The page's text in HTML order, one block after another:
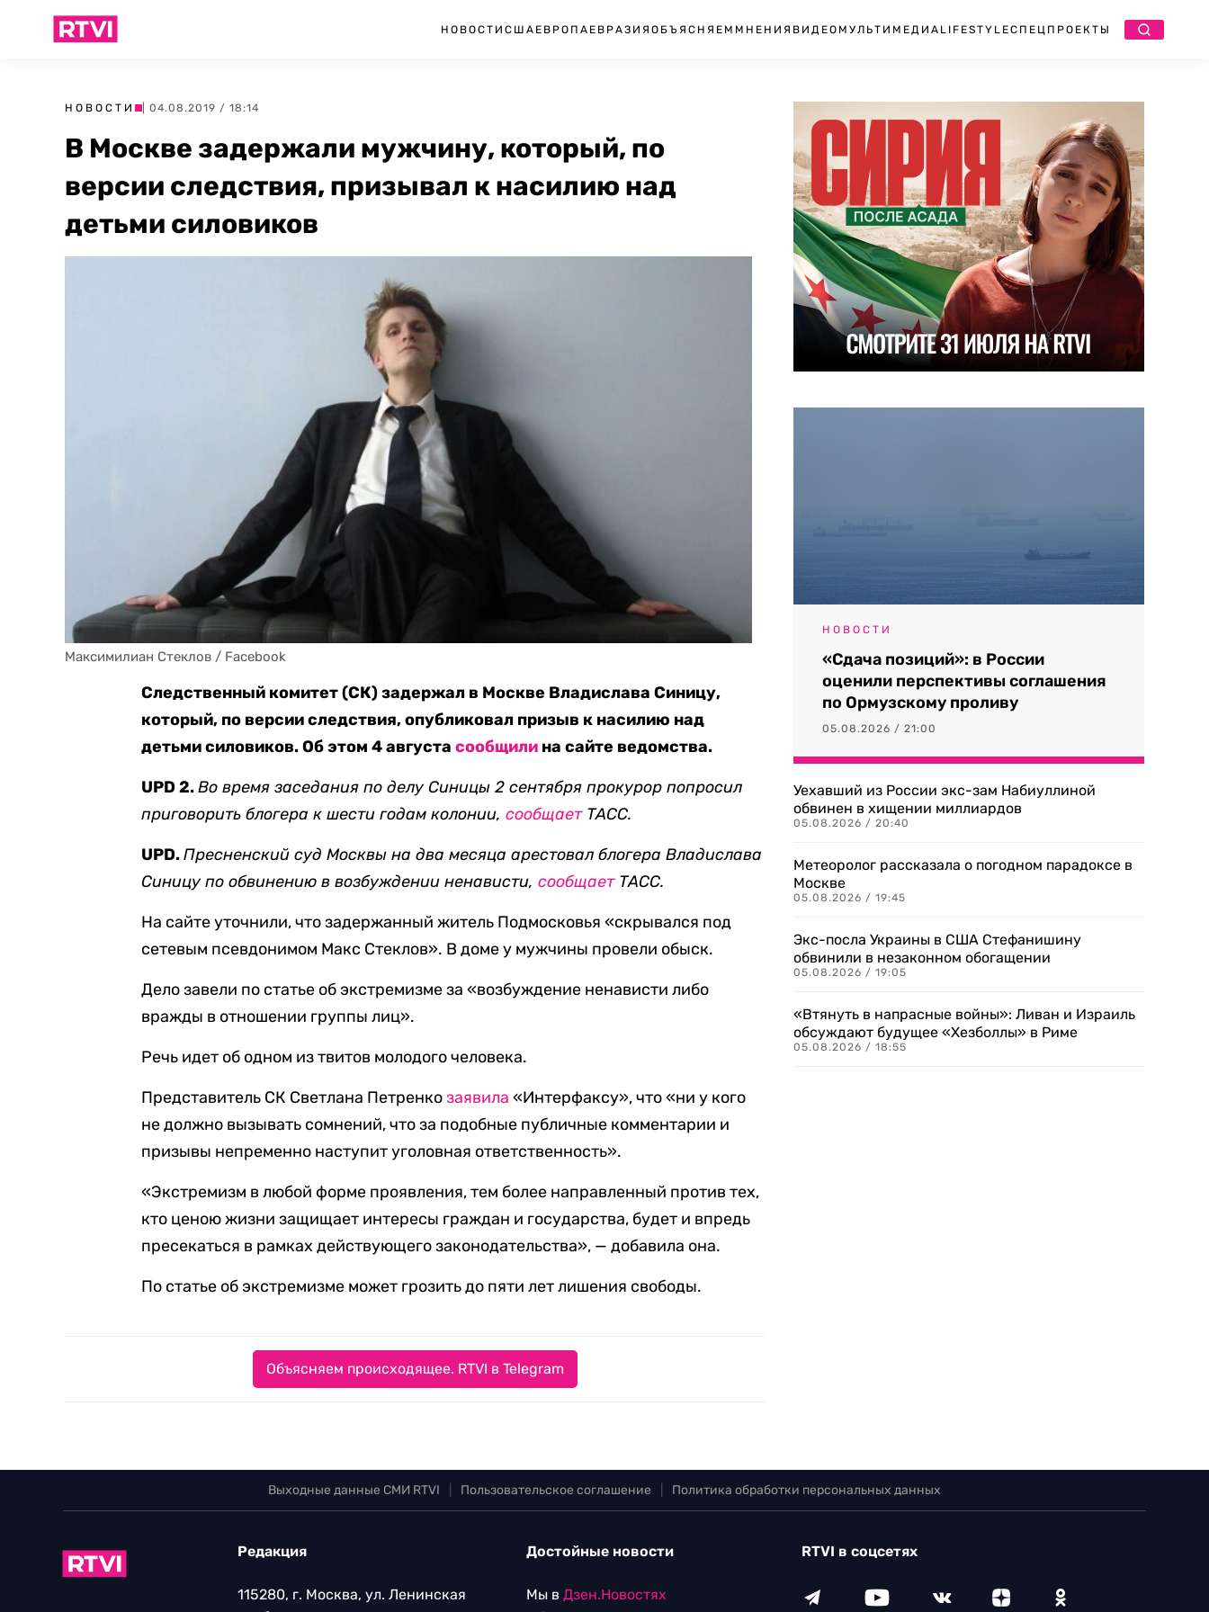
НОВОСТИ США ЕВРОПА ЕВРАЗИЯ ОБЪЯСНЯЕМ МНЕНИЯ ВИДЕО МУЛЬТИМЕДИА LIFESTYLEСПЕЦПРОЕКТЫ
НОВОСТИ | 04.08.2019 / 18:14
В Москве задержали мужчину, который, по
версии следствия, призывал к насилию над
детьми силовиков
Максимилиан Стеклов / Facebook
Следственный комитет (СК) задержал в Москве Владислава Синицу,
который, по версии следствия, опубликовал призыв к насилию над
детьми силовиков. Об этом 4 августасообщили на сайте ведомства.
UPD 2.Во время заседания по делу Синицы 2 сентября прокурор попросил
приговорить блогера к шести годам колонии,сообщаетТАСС.
UPD. Пресненский суд Москвы на два месяца арестовал блогера Владислава
Синицу по обвинению в возбуждении ненависти,сообщаетТАСС.
На сайте уточнили, что задержанный житель Подмосковья «скрывался под
сетевым псевдонимом Макс Стеклов». В доме у мужчины провели обыск.
Дело завели по статье об экстремизме за «возбуждение ненависти либо
вражды в отношении группы лиц».
Речь идет об одном из твитов молодого человека.
Представитель СК Светлана Петренкозаявила «Интерфаксу», что «ни у кого
не должно вызывать сомнений, что за подобные публичные комментарии и
призывы непременно наступит уголовная ответственность».
«Экстремизм в любой форме проявления, тем более направленный против тех,
кто ценою жизни защищает интересы граждан и государства, будет и впредь
пресекаться в рамках действующего законодательства», — добавила она.
По статье об экстремизме может грозить до пяти лет лишения свободы.
Объясняем происходящее. RTVI в Telegram
НОВОСТИ
«Сдача позиций»: в России
оценили перспективы соглашения
по Ормузскому проливу
05.08.2026 / 21:00
Уехавший из России экс-зам Набиуллиной
обвинен в хищении миллиардов
05.08.2026 / 20:40
Метеоролог рассказала о погодном парадоксе в
Москве
05.08.2026 / 19:45
Экс-посла Украины в США Стефанишину
обвинили в незаконном обогащении
05.08.2026 / 19:05
«Втянуть в напрасные войны»: Ливан и Израиль
обсуждают будущее «Хезболлы» в Риме
05.08.2026 / 18:55
Выходные данные СМИ RTVI Пользовательское соглашение Политика обработки персональных данных
Редакция
115280, г. Москва, ул. Ленинская
Достойные новости
Мы в Дзен.Новостях
RTVI в соцсетях